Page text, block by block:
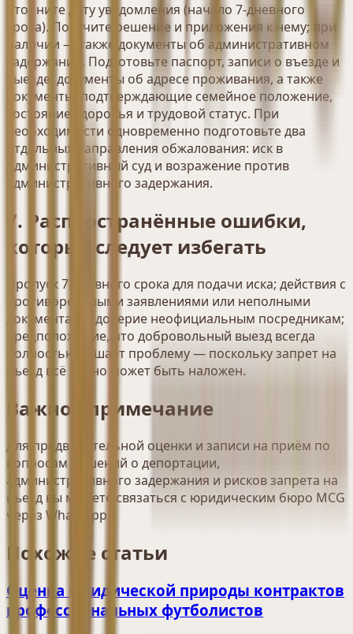
Уточните дату уведомления (начало 7-дневного
срока). Получите решение и приложения к нему; при
наличии — также документы об административном
задержании. Подготовьте паспорт, записи о въезде и
выезде, документы об адресе проживания, а также
документы, подтверждающие семейное положение,
состояние здоровья и трудовой статус. При
необходимости одновременно подготовьте два
отдельных направления обжалования: иск в
Административный суд и возражение против
административного задержания.
7. Распространённые ошибки,
которых следует избегать
Пропуск 7-дневного срока для подачи иска; действия с
противоречивыми заявлениями или неполными
документами; доверие неофициальным посредникам;
предположение, что добровольный выезд всегда
полностью решает проблему — поскольку запрет на
въезд всё равно может быть наложен.
Важное примечание
Для предварительной оценки и записи на приём по
вопросам решений о депортации,
административного задержания и рисков запрета на
въезд вы можете связаться с юридическим бюро MCG
через WhatsApp.
Похожие статьи
Оценка юридической природы контрактов
профессиональных футболистов